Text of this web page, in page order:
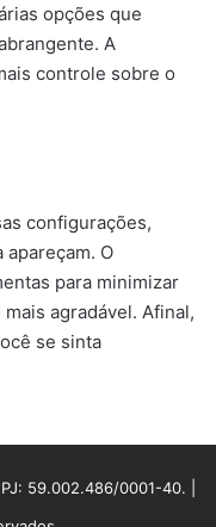
opções que
A
controle sobre o
configurações,
O
para minimizar
agradável. Afinal,
se sinta
59.002.486/0001-40. |